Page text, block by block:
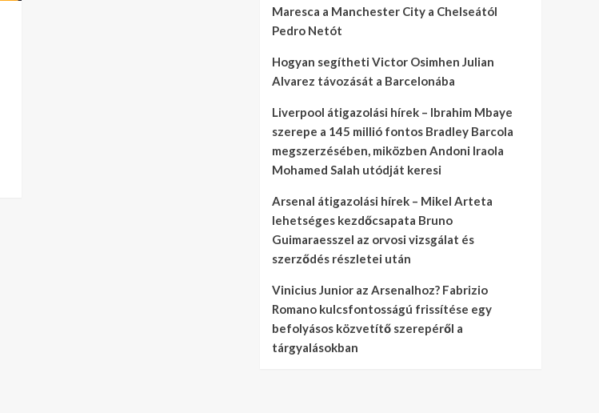
Maresca a Manchester City a Chelseától
Pedro Netót
Hogyan segítheti Victor Osimhen Julian
Alvarez távozását a Barcelonába
Liverpool átigazolási hírek – Ibrahim Mbaye
szerepe a 145 millió fontos Bradley Barcola
megszerzésében, miközben Andoni Iraola
Mohamed Salah utódját keresi
Arsenal átigazolási hírek – Mikel Arteta
lehetséges kezdőcsapata Bruno
Guimaraesszel az orvosi vizsgálat és
szerződés részletei után
Vinicius Junior az Arsenalhoz? Fabrizio
Romano kulcsfontosságú frissítése egy
befolyásos közvetítő szerepéről a
tárgyalásokban